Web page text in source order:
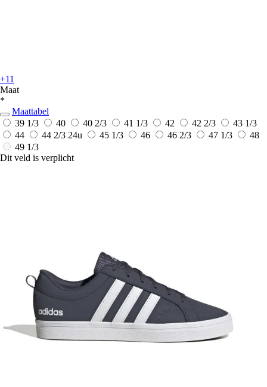
+11
Maat
*
Maattabel
39 1/3
40 40 2/3 41 1/3 42 42 2/3
43 1/3
44
44 2/3 24u 45 1/3 46 46 2/3 47 1/3
48
49 1/3
Dit veld is verplicht